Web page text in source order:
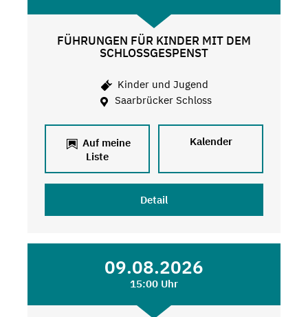
FÜHRUNGEN FÜR KINDER MIT DEM
SCHLOSSGESPENST
Kinder und Jugend
Saarbrücker Schloss
Auf meine
Liste
Kalender
Detail
09.08.2026
15:00 Uhr